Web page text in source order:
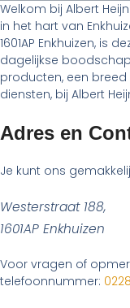
Welkom bij Albert
in het hart van
1601AP Enkhuizen, is
dagelijkse
producten, een
diensten, bij Albert
Adres en
Je kunt ons
Westerstraat 188,
1601AP Enkhuizen
Voor vragen of
telefoonnummer: